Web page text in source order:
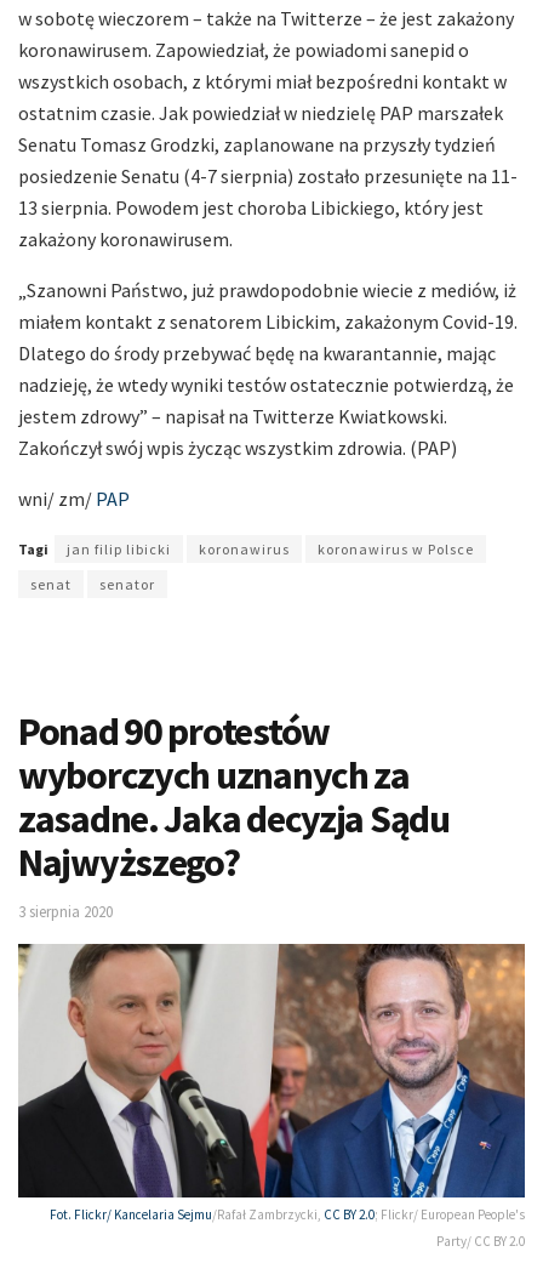
w sobotę wieczorem – także na Twitterze – że jest zakażony
koronawirusem. Zapowiedział, że powiadomi sanepid o
wszystkich osobach, z którymi miał bezpośredni kontakt w
ostatnim czasie. Jak powiedział w niedzielę PAP marszałek
Senatu Tomasz Grodzki, zaplanowane na przyszły tydzień
posiedzenie Senatu (4-7 sierpnia) zostało przesunięte na 11-
13 sierpnia. Powodem jest choroba Libickiego, który jest
zakażony koronawirusem.
„Szanowni Państwo, już prawdopodobnie wiecie z mediów, iż
miałem kontakt z senatorem Libickim, zakażonym Covid-19.
Dlatego do środy przebywać będę na kwarantannie, mając
nadzieję, że wtedy wyniki testów ostatecznie potwierdzą, że
jestem zdrowy” – napisał na Twitterze Kwiatkowski.
Zakończył swój wpis życząc wszystkim zdrowia. (PAP)
wni/ zm/ PAP
Tagi jan filip libicki koronawirus
koronawirus w Polsce
senat
senator
Ponad 90 protestów
wyborczych uznanych za
zasadne. Jaka decyzja Sądu
Najwyższego?
3 sierpnia 2020
Fot. Flickr/ Kancelaria Sejmu/Rafał Zambrzycki, CC BY 2.0; Flickr/ European People's
Party/ CC BY 2.0